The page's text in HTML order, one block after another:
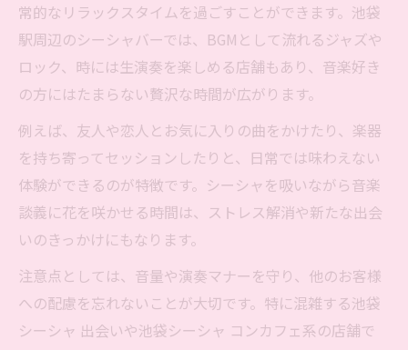
常的なリラックスタイムを過ごすことができます。池袋
駅周辺のシーシャバーでは、BGMとして流れるジャズや
ロック、時には生演奏を楽しめる店舗もあり、音楽好き
の方にはたまらない贅沢な時間が広がります。
例えば、友人や恋人とお気に入りの曲をかけたり、楽器
を持ち寄ってセッションしたりと、日常では味わえない
体験ができるのが特徴です。シーシャを吸いながら音楽
談義に花を咲かせる時間は、ストレス解消や新たな出会
いのきっかけにもなります。
注意点としては、音量や演奏マナーを守り、他のお客様
への配慮を忘れないことが大切です。特に混雑する池袋
シーシャ 出会いや池袋シーシャ コンカフェ系の店舗で